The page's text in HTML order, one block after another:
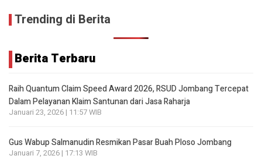
Trending di Berita
Berita Terbaru
Raih Quantum Claim Speed Award 2026, RSUD Jombang Tercepat
Dalam Pelayanan Klaim Santunan dari Jasa Raharja
Januari 23, 2026 | 11:57 WIB
Gus Wabup Salmanudin Resmikan Pasar Buah Ploso Jombang
Januari 7, 2026 | 17:13 WIB